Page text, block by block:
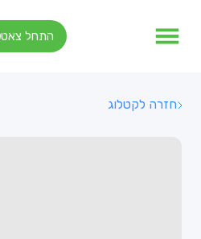
התחל צאט
חזרה לקטלוג